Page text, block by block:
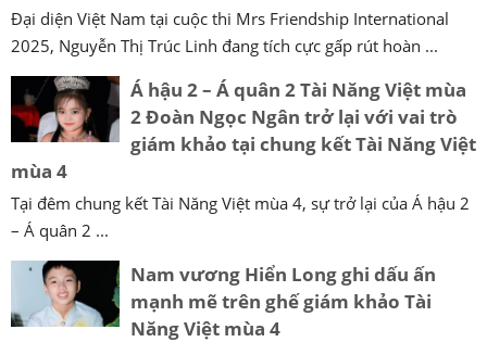
Đại diện Việt Nam tại cuộc thi Mrs Friendship International
2025, Nguyễn Thị Trúc Linh đang tích cực gấp rút hoàn ...
Á hậu 2 – Á quân 2 Tài Năng Việt mùa
2 Đoàn Ngọc Ngân trở lại với vai trò
giám khảo tại chung kết Tài Năng Việt
mùa 4
Tại đêm chung kết Tài Năng Việt mùa 4, sự trở lại của Á hậu 2
– Á quân 2 ...
Nam vương Hiển Long ghi dấu ấn
mạnh mẽ trên ghế giám khảo Tài
Năng Việt mùa 4